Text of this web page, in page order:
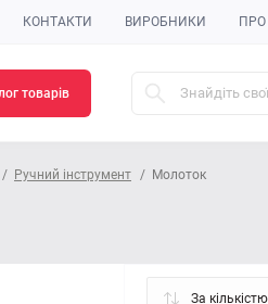
КОНТАКТИ ВИРОБНИКИ
товарів
Ручний інструмент Молоток